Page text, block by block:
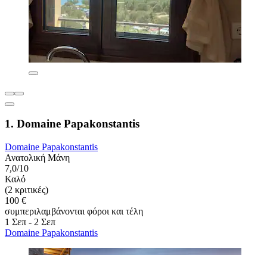
1. Domaine Papakonstantis
Domaine Papakonstantis
Ανατολική Μάνη
7,0/10
Καλό
(2 κριτικές)
100 €
συμπεριλαμβάνονται φόροι και τέλη
1 Σεπ - 2 Σεπ
Domaine Papakonstantis